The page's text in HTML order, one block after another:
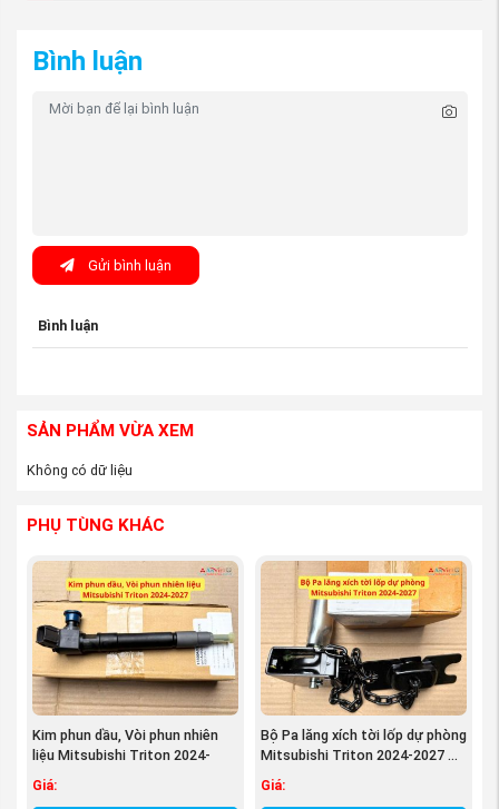
(Thanh Lý Đèn hậu xe Mitsubishi Triton 2019-2024 vế
Youtube: https://www.youtube.com/
Website:
Bình luận
Gửi bình luận
Bình luận
SẢN PHẨM VỪA XEM
Không có dữ liệu
PHỤ TÙNG KHÁC
Kim phun dầu, Vòi phun nhiên
liệu Mitsubishi Triton 2024-
Giá:
Bộ Pa lăng xích tời lốp dự phòng
Mitsubishi Triton 2024-2027 ...
Giá: